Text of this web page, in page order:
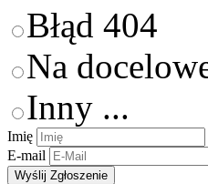
Błąd 404
Na
Inny ...
Imię
E-mail